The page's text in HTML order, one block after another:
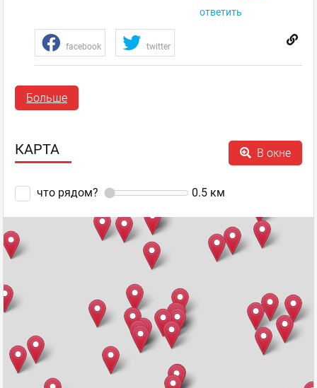
ответить
facebook twitter
Уважаемая Людмила. Почему Вы считаете, что когда Вы
зашли в Макдональдз все должны были уступать Вам
компьютерами просто подшутили над Вами сказав, что
Показать полностью...
Сеть закусочных Оценка +1
facebook twitter
Больше
КАРТА В окне
что рядом? 0.5 км